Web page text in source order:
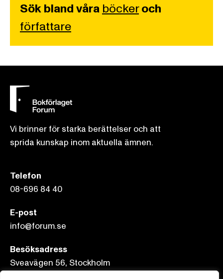
Sök bland våra böckeroch
författare
Vi brinner för starka berättelser och att
sprida kunskap inom aktuella ämnen.
Telefon
08-696 84 40
E-post
info@forum.se
Besöksadress
Sveavägen 56, Stockholm